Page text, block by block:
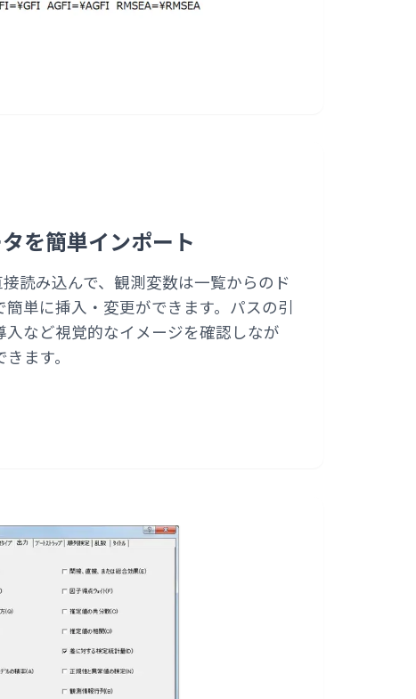
を簡単インポート
読み込んで、観測変数は一覧からのド
単に挿入・変更ができます。パスの引
入など視覚的なイメージを確認しなが
ます。